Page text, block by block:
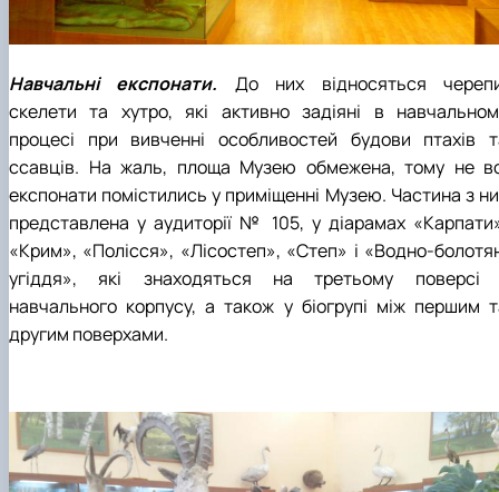
Навчальні експонати. До них відносяться
скелети та хутро, які активно задіяні в
процесі при вивченні особливостей будови птахів
ссавців. На жаль, площа Музею обмежена, тому не
експонати помістились у приміщенні Музею. Частина з
представлена у аудиторії № 105, у діарамах
«Крим», «Полісся», «Лісостеп», «Степ» і «Водно-
угіддя», які знаходяться на третьому поверсі
навчального корпусу, а також у біогрупі між першим
другим поверхами.